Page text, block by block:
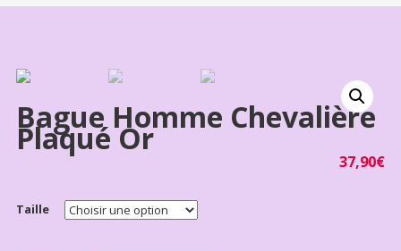
Bague Homme Chevalière
Plaqué Or
37,90€
Taille